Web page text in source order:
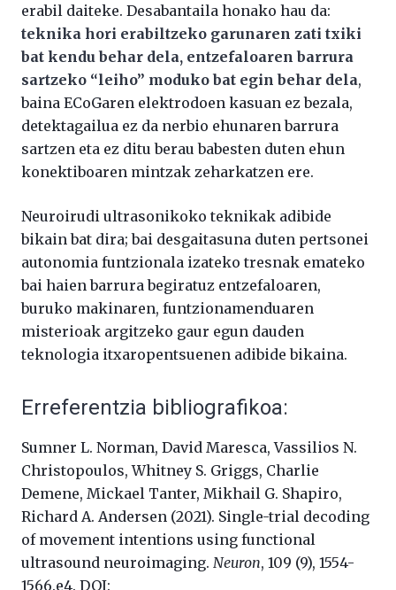
erabil daiteke. Desabantaila honako hau da:
teknika hori erabiltzeko garunaren zati txiki
bat kendu behar dela, entzefaloaren barrura
sartzeko “leiho” moduko bat egin behar dela,
baina ECoGaren elektrodoen kasuan ez bezala,
detektagailua ez da nerbio ehunaren barrura
sartzen eta ez ditu berau babesten duten ehun
konektiboaren mintzak zeharkatzen ere.
Neuroirudi ultrasonikoko teknikak adibide
bikain bat dira; bai desgaitasuna duten pertsonei
autonomia funtzionala izateko tresnak emateko
bai haien barrura begiratuz entzefaloaren,
buruko makinaren, funtzionamenduaren
misterioak argitzeko gaur egun dauden
teknologia itxaropentsuenen adibide bikaina.
Erreferentzia bibliografikoa:
Sumner L. Norman, David Maresca, Vassilios N.
Christopoulos, Whitney S. Griggs, Charlie
Demene, Mickael Tanter, Mikhail G. Shapiro,
Richard A. Andersen (2021). Single-trial decoding
of movement intentions using functional
ultrasound neuroimaging. Neuron, 109 (9), 1554-
1566.e4. DOI: